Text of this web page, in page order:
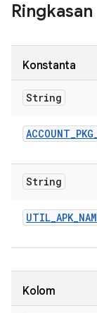
Ringkasan
Konstanta
String
ACCOUNT_PKG
String
UTIL_APK_
Kolom